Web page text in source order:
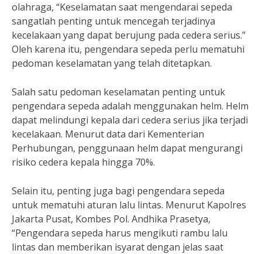
olahraga, “Keselamatan saat mengendarai sepeda
sangatlah penting untuk mencegah terjadinya
kecelakaan yang dapat berujung pada cedera serius.”
Oleh karena itu, pengendara sepeda perlu mematuhi
pedoman keselamatan yang telah ditetapkan.
Salah satu pedoman keselamatan penting untuk
pengendara sepeda adalah menggunakan helm. Helm
dapat melindungi kepala dari cedera serius jika terjadi
kecelakaan. Menurut data dari Kementerian
Perhubungan, penggunaan helm dapat mengurangi
risiko cedera kepala hingga 70%.
Selain itu, penting juga bagi pengendara sepeda
untuk mematuhi aturan lalu lintas. Menurut Kapolres
Jakarta Pusat, Kombes Pol. Andhika Prasetya,
“Pengendara sepeda harus mengikuti rambu lalu
lintas dan memberikan isyarat dengan jelas saat